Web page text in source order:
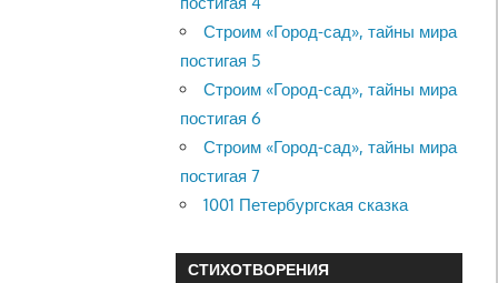
Строим «Город-сад», тайны мира
постигая 5
Строим «Город-сад», тайны мира
постигая 6
Строим «Город-сад», тайны мира
постигая 7
1001 Петербургская сказка
СТИХОТВОРЕНИЯ